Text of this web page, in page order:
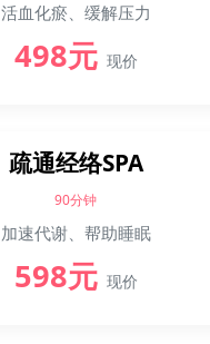
活血化瘀、缓解压力
498元 现价
疏通经络SPA
90分钟
加速代谢、帮助睡眠
598元 现价